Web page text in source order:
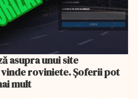
asupra unui site
roviniete. Șoferii pot
mult